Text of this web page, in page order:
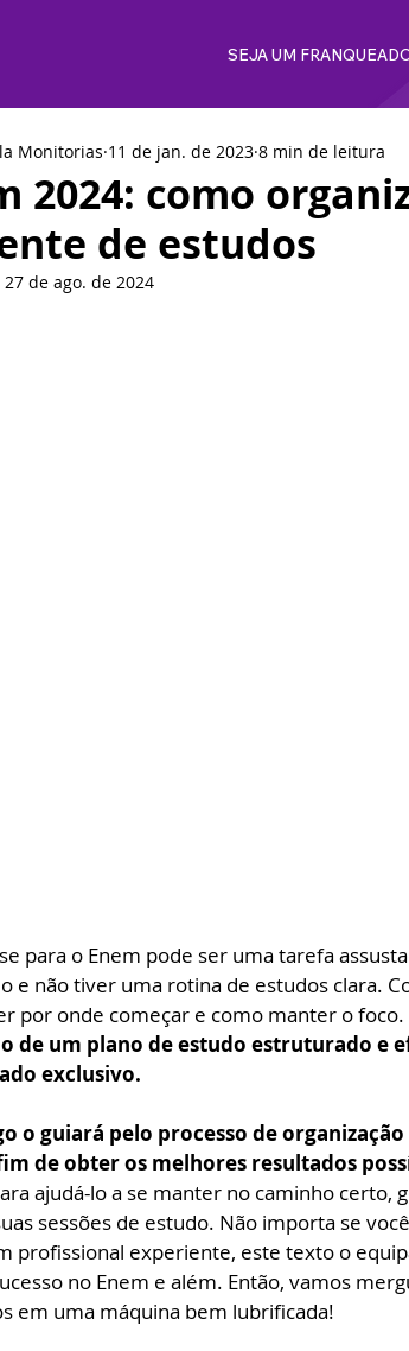
SEJA UM
2024: como
de estudos
Monitorias 11 de jan. de 2023 8 min de leitura
27 de ago. de 2024
para o Enem pode ser uma tarefa
e não tiver uma rotina de estudos clara.
por onde começar e como manter o
de um plano de estudo estruturado e
exclusivo.
o guiará pelo processo de
de obter os melhores resultados
ajudá-lo a se manter no caminho certo,
sessões de estudo. Não importa se
profissional experiente, este texto o
no Enem e além. Então, vamos
em uma máquina bem lubrificada!